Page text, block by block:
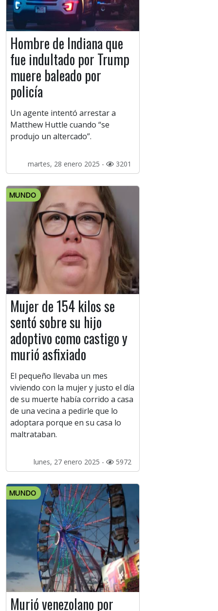
Hombre de Indiana que
fue indultado por Trump
muere baleado por
policía
Un agente intentó arrestar a
Matthew Huttle cuando “se
produjo un altercado”.
martes, 28 enero 2025 - 3201
MUNDO
Mujer de 154 kilos se
sentó sobre su hijo
adoptivo como castigo y
murió asfixiado
El pequeño llevaba un mes
viviendo con la mujer y justo el día
de su muerte había corrido a casa
de una vecina a pedirle que lo
adoptara porque en su casa lo
maltrataban.
lunes, 27 enero 2025 - 5972
MUNDO
Murió venezolano por